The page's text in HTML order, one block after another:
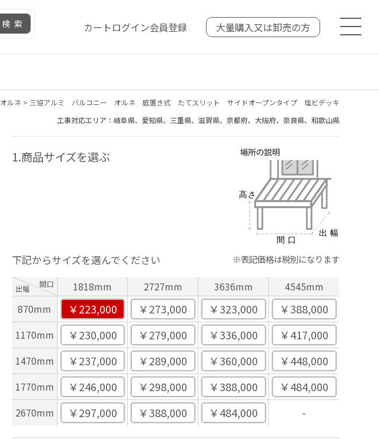
検索 カートログイン会員登録 大量購入又は卸売の方
オルネ> 三協アルミ バルコニー オルネ 庭置き式 たてスリット サイドオープンタイプ 塩ビデッキ
工事対応エリア：岐阜県、愛知県、三重県、滋賀県、京都府、大阪府、奈良県、和歌山県
1.商品サイズを選ぶ
下記からサイズを選んでください ※表記価格は税別になります
出幅 間口 1818mm 2727mm 3636mm
4545mm
870mm
￥223,000 ￥273,000 ￥323,000 ￥388,000
1170mm ￥230,000 ￥279,000 ￥336,000 ￥417,000
1470mm ￥237,000 ￥289,000 ￥360,000 ￥448,000
1770mm ￥246,000 ￥298,000 ￥388,000 ￥484,000
2670mm ￥297,000 ￥388,000 ￥484,000 -